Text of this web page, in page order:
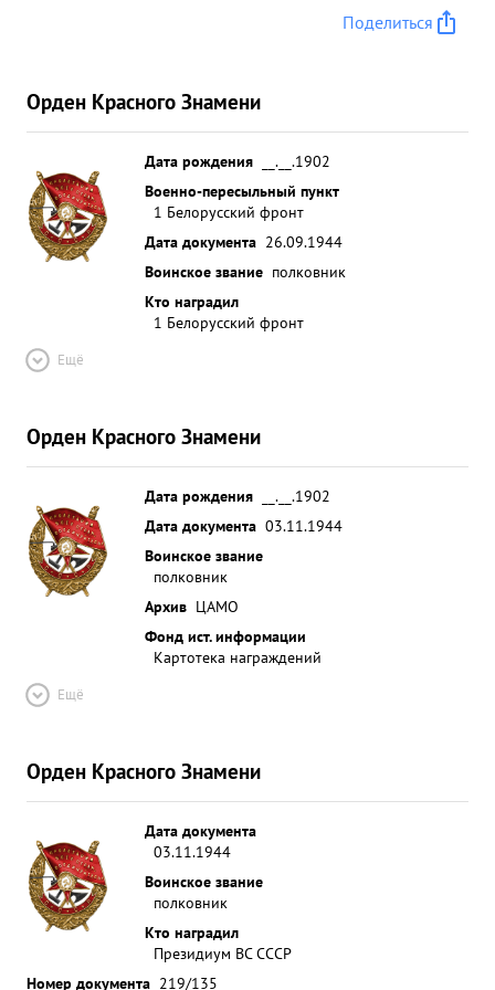
Поделиться
Орден Красного Знамени
Дата рождения
__.__.1902
Военно-пересыльный пункт
1 Белорусский фронт
Дата документа 26.09.1944
Воинское звание полковник
Кто наградил
1 Белорусский фронт
Ещё
Орден Красного Знамени
Дата рождения
__.__.1902
Дата документа 03.11.1944
Воинское звание
полковник
Архив ЦАМО
Фонд ист. информации
Картотека награждений
Ещё
Орден Красного Знамени
Дата документа
03.11.1944
Воинское звание
полковник
Кто наградил
Президиум ВС СССР
Номер документа 219/135